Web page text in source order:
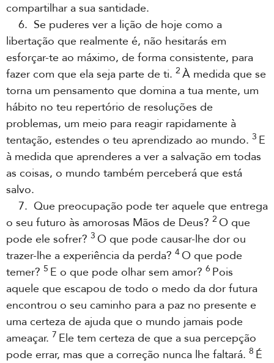
compartilhar a sua santidade.
6. Se puderes ver a lição de hoje como a
libertação que realmente é, não hesitarás em
esforçar-te ao máximo, de forma consistente, para
fazer com que ela seja parte de ti. 2 À medida que se
torna um pensamento que domina a tua mente, um
hábito no teu repertório de resoluções de
problemas, um meio para reagir rapidamente à
tentação, estendes o teu aprendizado ao mundo. 3 E
à medida que aprenderes a ver a salvação em todas
as coisas, o mundo também perceberá que está
salvo.
7. Que preocupação pode ter aquele que entrega
o seu futuro às amorosas Mãos de Deus? 2 O que
pode ele sofrer? 3 O que pode causar-lhe dor ou
trazer-lhe a experiência da perda? 4O que pode
temer? 5 E o que pode olhar sem amor? 6 Pois
aquele que escapou de todo o medo da dor futura
encontrou o seu caminho para a paz no presente e
uma certeza de ajuda que o mundo jamais pode
ameaçar. 7 Ele tem certeza de que a sua percepção
pode errar, mas que a correção nunca lhe faltará. 8 É